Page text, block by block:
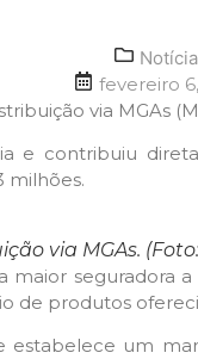
fevereiro
via MGAs
e contribuiu
milhões.
via MGAs.
seguradora
de produtos
um